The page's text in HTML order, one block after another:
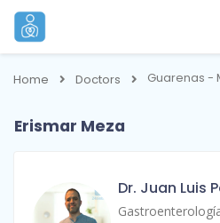
Home Doctors Guarenas -
Erismar Meza
Dr. Juan Luis